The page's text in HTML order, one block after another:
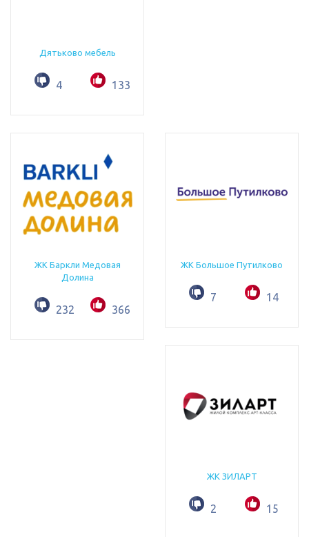
Дятьково мебель
4 133
ЖК Баркли Медовая
Долина
232 366
ЖК Большое Путилково
7 14
ЖК ЗИЛАРТ
2 15